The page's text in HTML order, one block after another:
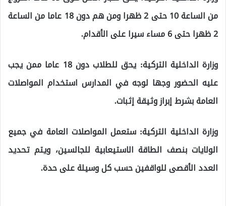
من الساعة 10 حتى 2 ظهرا ومن هم دون 18 عاما من الساعة
2 ظهرا حتى 6 مساء سيرا على الأقدام.
وزارة الداخلية التركية: يحق للطلاب دون 18 عاما ممن يجب
عليه الحضور وجها لوجه في المدارس استخدام المواصلات
العامة بشرط إبراز وثيقة إثبات.
وزارة الداخلية التركية: ستعمل المواصلات العامة في جميع
الولايات بنصف الطاقة الاستيعابية للجالسين، ويتم تحديد
العدد الأقصى للواقفين حسب كل وسيلة على حدة.